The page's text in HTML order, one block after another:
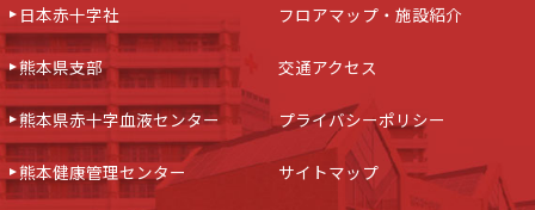
日本赤十字社
熊本県支部
熊本県赤十字血液センター
熊本健康管理センター
フロアマップ・施設紹介
交通アクセス
プライバシーポリシー
サイトマップ